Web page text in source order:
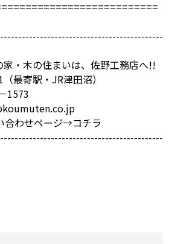
・木の住まいは、佐野工務店へ!!
最寄駅・JR津田沼）
1573
合わせページ→コチラ